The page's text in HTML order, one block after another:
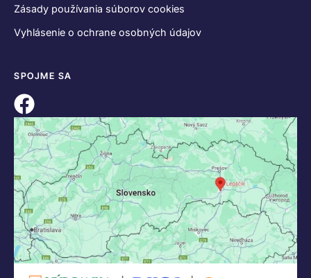
Zásady používania súborov cookies
Vyhlásenie o ochrane osobných údajov
SPOJME SA